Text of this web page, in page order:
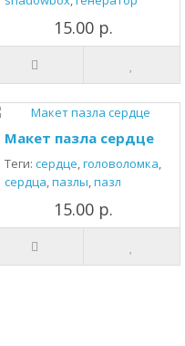
15.00 р.
Макет пазла сердце
Теги: сердце,головоломка,
сердца,пазлы,пазл
15.00 р.